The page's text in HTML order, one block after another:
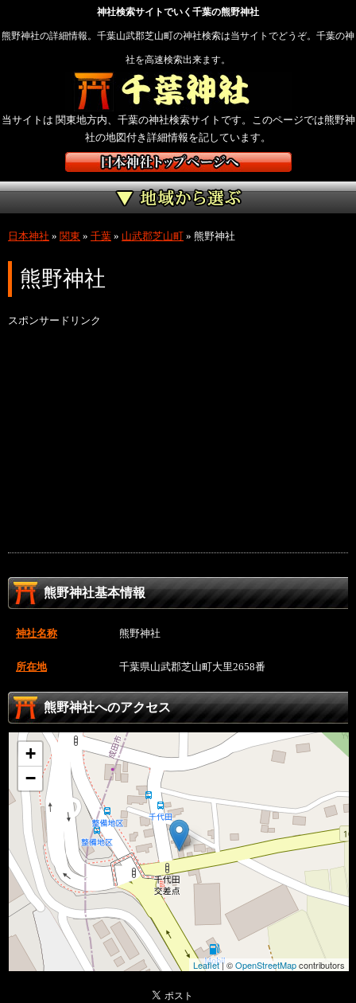
神社検索サイトでいく千葉の熊野神社
熊野神社の詳細情報。千葉山武郡芝山町の神社検索は当サイトでどうぞ。千葉の神
社を高速検索出来ます。
当サイトは 関東地方内、千葉の神社検索サイトです。このページでは熊野神
社の地図付き詳細情報を記しています。
日本神社 » 関東 » 千葉 » 山武郡芝山町 » 熊野神社
熊野神社
スポンサードリンク
熊野神社基本情報
神社名称 熊野神社
所在地 千葉県山武郡芝山町大里2658番
熊野神社へのアクセス
+
−
Leaflet| ©OpenStreetMapcontributors